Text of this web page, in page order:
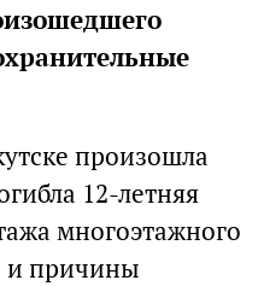
произошла
12-летняя
многоэтажного
и причины